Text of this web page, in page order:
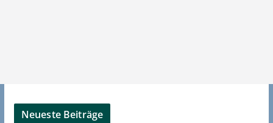
Neueste Beiträge